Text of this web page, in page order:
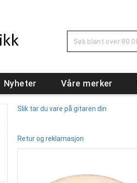
Nyheter Våre merker
Slik tar du vare på gitaren din
Retur og reklamasjon